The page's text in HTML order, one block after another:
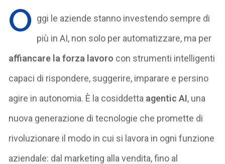
O ggi le aziende stanno investendo sempre di
più in AI, non solo per automatizzare, ma per
affiancare la forza lavoro con strumenti intelligenti
capaci di rispondere, suggerire, imparare e persino
agire in autonomia. È la cosiddetta agentic AI, una
nuova generazione di tecnologie che promette di
rivoluzionare il modo in cui si lavora in ogni funzione
aziendale: dal marketing alla vendita, fino al